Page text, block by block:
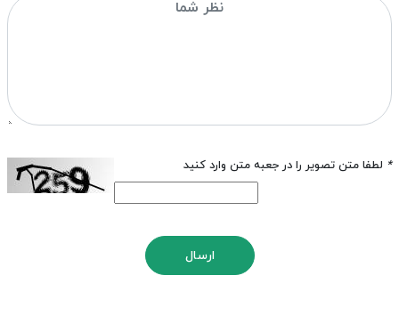
* لطفا متن تصویر را در جعبه متن وارد کنید
ارسال